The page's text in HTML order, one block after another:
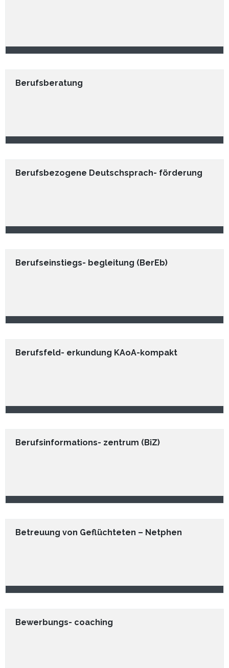
Berufsberatung
Berufsbezogene Deutschsprach- förderung
Berufseinstiegs- begleitung (BerEb)
Berufsfeld- erkundung KAoA-kompakt
Berufsinformations- zentrum (BiZ)
Betreuung von Geflüchteten – Netphen
Bewerbungs- coaching